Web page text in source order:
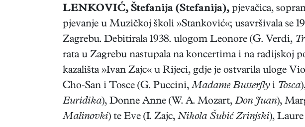
LENKOVIĆ, Štefanija (Stefanija), pjevačica,
pjevanje u Muzičkoj školi »Stanković«; usavršivala se
Zagrebu. Debitirala 1938. ulogom Leonore (G. Verdi,
rata u Zagrebu nastupala na koncertima i na radijskoj
kazališta »Ivan Zajc« u Rijeci, gdje je ostvarila uloge
Cho-San i Tosce (G. Puccini,Madame Butterflyi Tosca
Euridika), Donne Anne (W. A. Mozart, Don Juan),
Malinovki) te Eve (I. Zajc, Nikola Šubić Zrinjski),